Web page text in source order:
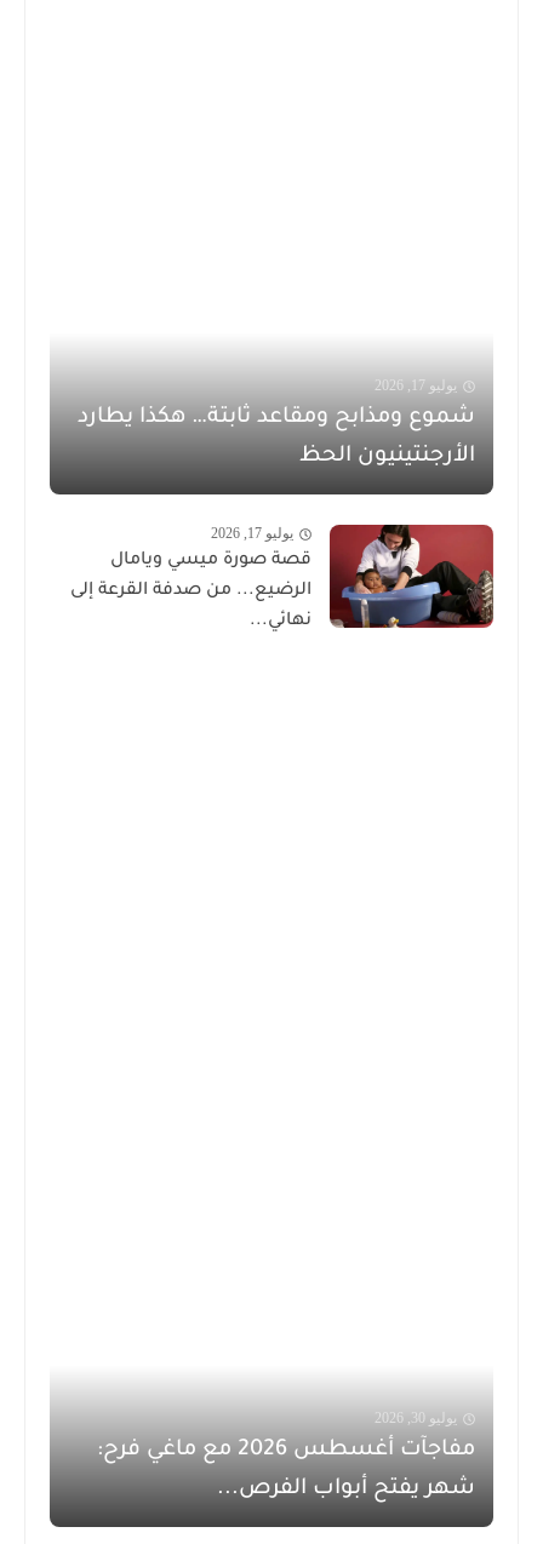
يوليو 17, 2026
شموع ومذابح ومقاعد ثابتة… هكذا يطارد
الأرجنتينيون الحظ
يوليو 17, 2026
قصة صورة ميسي ويامال
الرضيع... من صدفة القرعة إلى
نهائي...
يوليو 30, 2026
مفاجآت أغسطس 2026 مع ماغي فرح:
شهر يفتح أبواب الفرص...